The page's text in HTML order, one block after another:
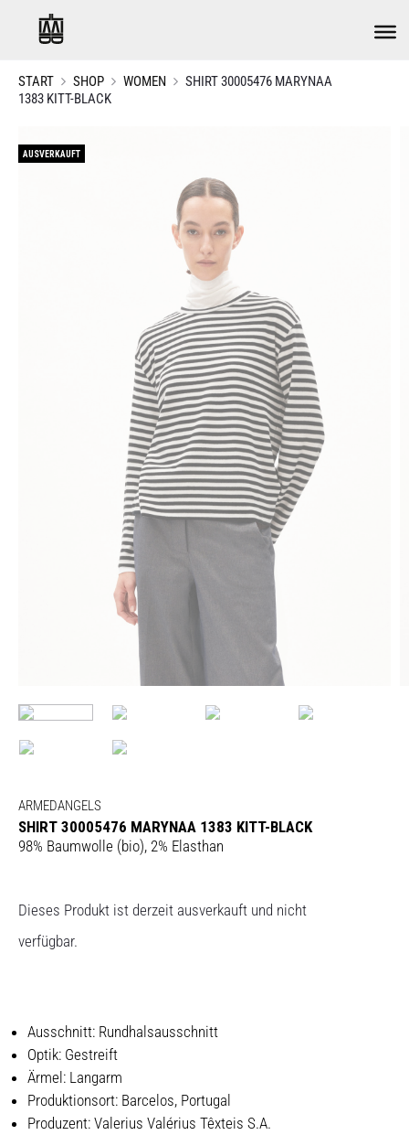
START SHOP WOMEN
SHIRT 30005476 MARYNAA
1383 KITT-BLACK
AUSVERKAUFT
ARMEDANGELS
SHIRT 30005476 MARYNAA 1383 KITT-BLACK
98% Baumwolle (bio), 2% Elasthan
Dieses Produkt ist derzeit ausverkauft und nicht
verfügbar.
Ausschnitt: Rundhalsausschnitt
Optik: Gestreift
Ärmel: Langarm
Produktionsort: Barcelos, Portugal
Produzent: Valerius Valérius Têxteis S.A.